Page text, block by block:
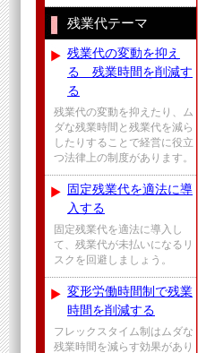
残業代テーマ
残業代の変動を抑え
る 残業時間を削減す
る
残業代の変動を抑えたり、ム
ダな残業時間と残業代を減ら
したりすることで経営に役立
つ法律上の制度があります。
固定残業代を適法に導
入する
固定残業代を適法に導入し
て、残業代が未払いになるリ
スクを回避しましょう。
変形労働時間制で残業
時間を削減する
フレックスタイム制はムダな
残業時間を減らす効果があり